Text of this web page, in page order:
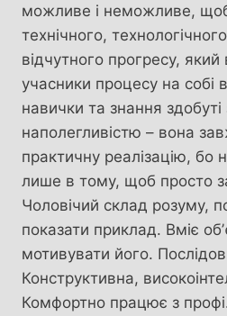
можливе і неможливе,
технічного,
відчутного прогресу, який
учасники процесу на собі
навички та знання
наполегливістю – вона
практичну реалізацію, бо
лише в тому, щоб просто
Чоловічий склад розуму,
показати приклад. Вміє
мотивувати його.
Конструктивна,
Комфортно працює з